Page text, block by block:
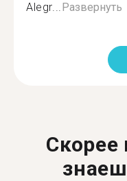
Alegr...Развернуть
Скорее